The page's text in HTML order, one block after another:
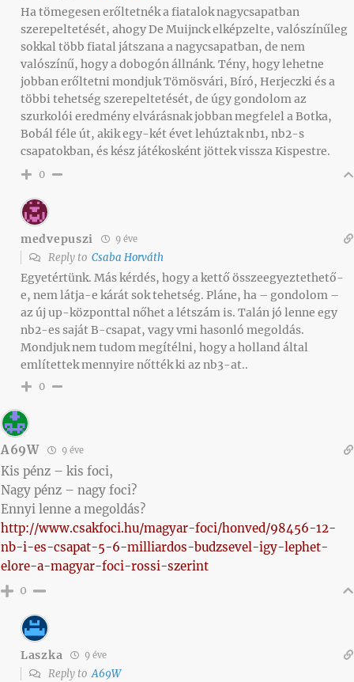
Ha tömegesen erőltetnék a fiatalok nagycsapatban
szerepeltetését, ahogy De Muijnck elképzelte, valószínűleg
sokkal több fiatal játszana a nagycsapatban, de nem
valószínű, hogy a dobogón állnánk. Tény, hogy lehetne
jobban erőltetni mondjuk Tömösvári, Bíró, Herjeczki és a
többi tehetség szerepeltetését, de úgy gondolom az
szurkolói eredmény elvárásnak jobban megfelel a Botka,
Bobál féle út, akik egy-két évet lehúztak nb1, nb2-s
csapatokban, és kész játékosként jöttek vissza Kispestre.
0
medvepuszi 9 éve
Reply to Csaba Horváth
Egyetértünk. Más kérdés, hogy a kettő összeegyeztethető-
e, nem látja-e kárát sok tehetség. Pláne, ha – gondolom –
az új up-központtal nőhet a létszám is. Talán jó lenne egy
nb2-es saját B-csapat, vagy vmi hasonló megoldás.
Mondjuk nem tudom megítélni, hogy a holland által
említettek mennyire nőtték ki az nb3-at..
0
A69W 9 éve
Kis pénz – kis foci,
Nagy pénz – nagy foci?
Ennyi lenne a megoldás?
http://www.csakfoci.hu/magyar-foci/honved/98456-12-
nb-i-es-csapat-5-6-milliardos-budzsevel-igy-lephet-
elore-a-magyar-foci-rossi-szerint
0
Laszka 9 éve
Reply toA69W